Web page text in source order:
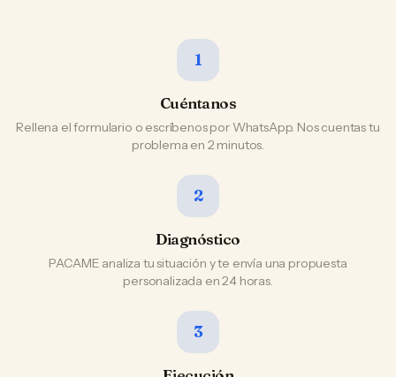
1
Cuéntanos
Rellena el formulario o escríbenos por WhatsApp. Nos cuentas tu
problema en 2 minutos.
2
Diagnóstico
PACAME analiza tu situación y te envía una propuesta
personalizada en 24 horas.
3